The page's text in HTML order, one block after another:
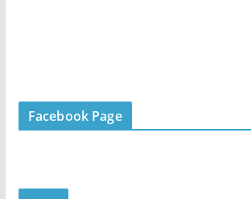
Facebook Page